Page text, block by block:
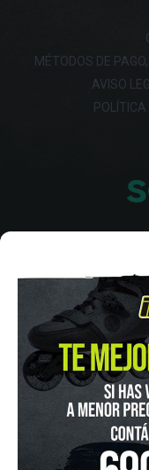
MÉTODOS DE
AVISO
IN-GRAVITY
Pza. Mariano de